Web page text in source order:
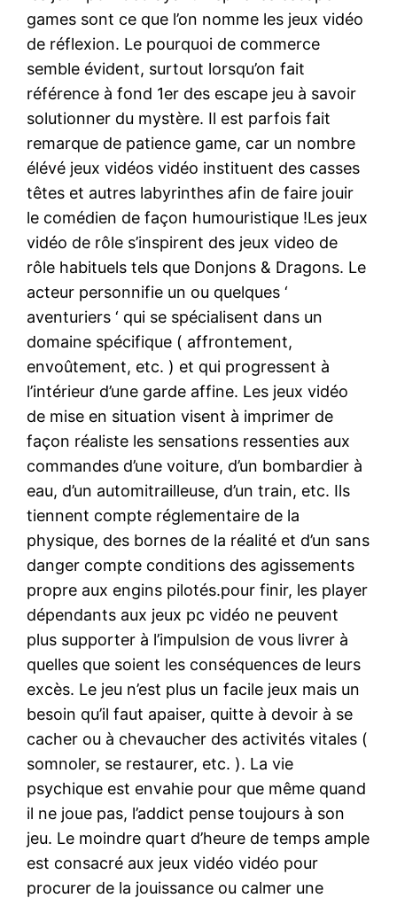
games sont ce que l’on nomme les jeux vidéo
de réflexion. Le pourquoi de commerce
semble évident, surtout lorsqu’on fait
référence à fond 1er des escape jeu à savoir
solutionner du mystère. Il est parfois fait
remarque de patience game, car un nombre
élévé jeux vidéos vidéo instituent des casses
têtes et autres labyrinthes afin de faire jouir
le comédien de façon humouristique !Les jeux
vidéo de rôle s’inspirent des jeux video de
rôle habituels tels que Donjons & Dragons. Le
acteur personnifie un ou quelques ‘
aventuriers ‘ qui se spécialisent dans un
domaine spécifique ( affrontement,
envoûtement, etc. ) et qui progressent à
l’intérieur d’une garde affine. Les jeux vidéo
de mise en situation visent à imprimer de
façon réaliste les sensations ressenties aux
commandes d’une voiture, d’un bombardier à
eau, d’un automitrailleuse, d’un train, etc. Ils
tiennent compte réglementaire de la
physique, des bornes de la réalité et d’un sans
danger compte conditions des agissements
propre aux engins pilotés.pour finir, les player
dépendants aux jeux pc vidéo ne peuvent
plus supporter à l’impulsion de vous livrer à
quelles que soient les conséquences de leurs
excès. Le jeu n’est plus un facile jeux mais un
besoin qu’il faut apaiser, quitte à devoir à se
cacher ou à chevaucher des activités vitales (
somnoler, se restaurer, etc. ). La vie
psychique est envahie pour que même quand
il ne joue pas, l’addict pense toujours à son
jeu. Le moindre quart d’heure de temps ample
est consacré aux jeux vidéo vidéo pour
procurer de la jouissance ou calmer une